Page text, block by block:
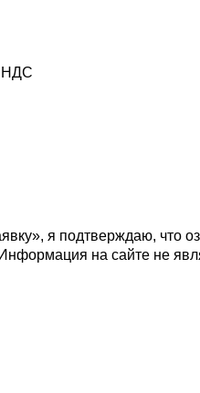
НДС
я подтверждаю, что
Информация на сайте не